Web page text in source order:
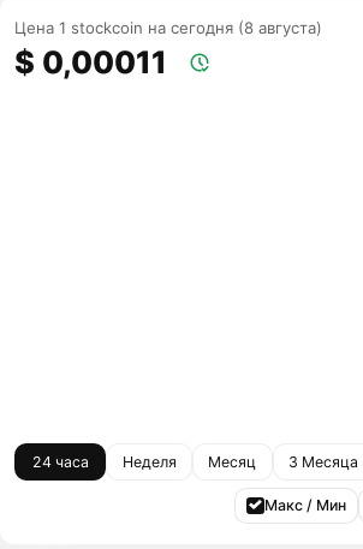
Цена 1 stockcoin на сегодня (8 августа)
$ 0,00011
24 часа Неделя Месяц 3 Месяца
Макс / Мин